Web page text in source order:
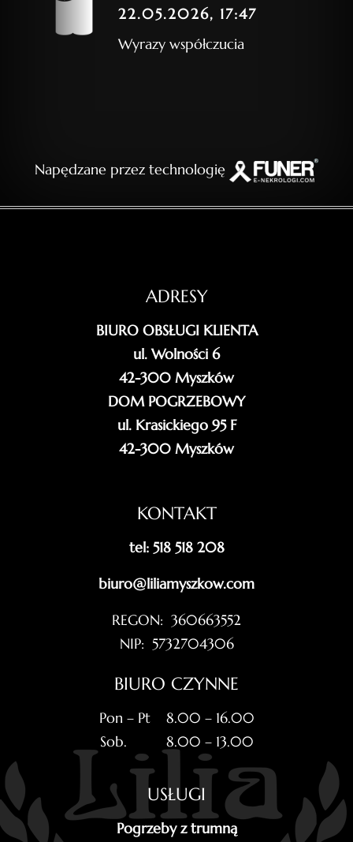
22.05.2026, 17:47
Wyrazy współczucia
Napędzane przez technologię
ADRESY
BIURO OBSŁUGI KLIENTA
ul. Wolności 6
42-300 Myszków
DOM POGRZEBOWY
ul. Krasickiego 95 F
42-300 Myszków
KONTAKT
tel: 518 518 208
biuro@liliamyszkow.com
REGON: 360663552
NIP: 5732704306
BIURO CZYNNE
Pon – Pt 8.00 – 16.00
Sob. 8.00 – 13.00
USŁUGI
Pogrzeby z trumną